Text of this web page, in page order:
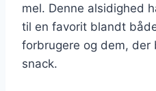
mel. Denne alsidighed
til en favorit blandt
forbrugere og dem,
snack.